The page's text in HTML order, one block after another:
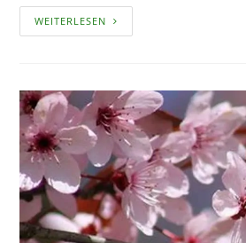
WEITERLESEN WINTERLINGE
–
AUSFLUGSZIEL
IN
THÜRINGEN